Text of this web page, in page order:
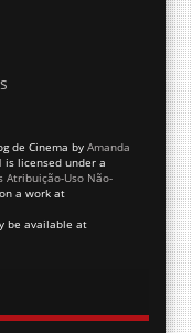
de Cinema by Amanda
is licensed under a
Atribuição-Uso Não-
a work at
be available at